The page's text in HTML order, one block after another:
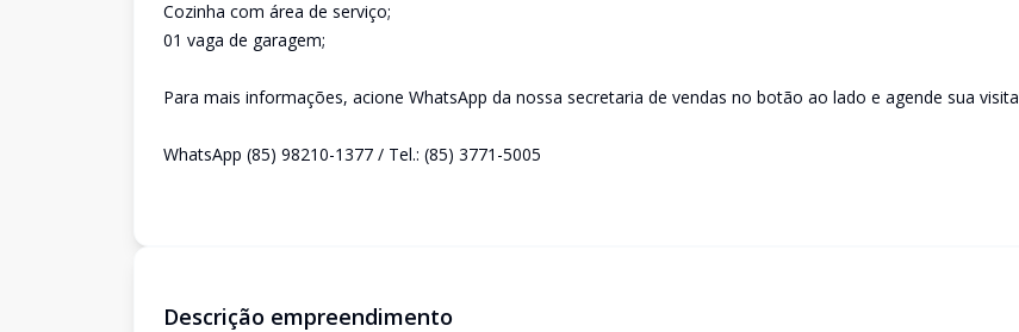
Cozinha com área de serviço;
01 vaga de garagem;
Para mais informações, acione WhatsApp da nossa secretaria de vendas no botão ao lado e agende sua
WhatsApp (85) 98210-1377 / Tel.: (85) 3771-5005
Descrição empreendimento